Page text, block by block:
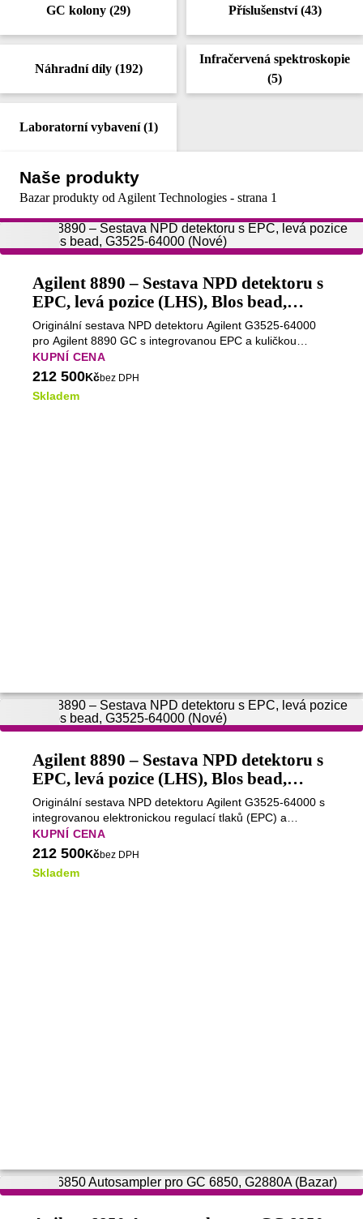
GC kolony (29) Příslušenství(43)
Náhradní díly(192)
Infračervená spektroskopie
(5)
Laboratorní vybavení(1)
Naše produkty
Bazar produkty od Agilent Technologies - strana 1
Agilent 8890 – Sestava NPD detektoru s
EPC, levá pozice (LHS), Blos bead,
G3525-64000 (Nové)
Originální sestava NPD detektoru Agilent G3525-64000
pro Agilent 8890 GC s integrovanou EPC a kuličkou
Agilent Blos bead. Kompletní modul pro levou pozici
(LHS), určený pro servisní zásahy, opravy a výměnu
KUPNÍ CENA
212 500Kčbez DPH
Skladem
Agilent 8890 – Sestava NPD detektoru s
EPC, levá pozice (LHS), Blos bead,
G3525-64000 (Nové)
Originální sestava NPD detektoru Agilent G3525-64000 s
integrovanou elektronickou regulací tlaků (EPC) a
kuličkou Agilent Blos bead pro plynový chromatograf
Agilent 8890. Kompletní modul pro montáž na levou pozici
KUPNÍ CENA
212 500Kčbez DPH
Skladem